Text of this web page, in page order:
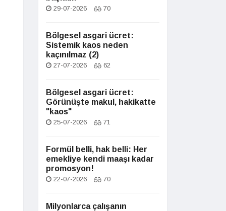
29-07-2026 70
Bölgesel asgari ücret:
Sistemik kaos neden
kaçınılmaz (2)
27-07-2026 62
Bölgesel asgari ücret:
Görünüşte makul, hakikatte
"kaos"
25-07-2026 71
Formül belli, hak belli: Her
emekliye kendi maaşı kadar
promosyon!
22-07-2026 70
Milyonlarca çalışanın